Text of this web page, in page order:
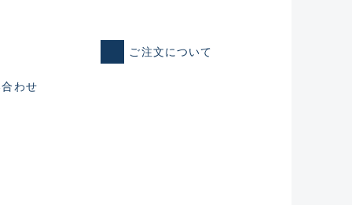
れた未使用
ご注文について
わせ